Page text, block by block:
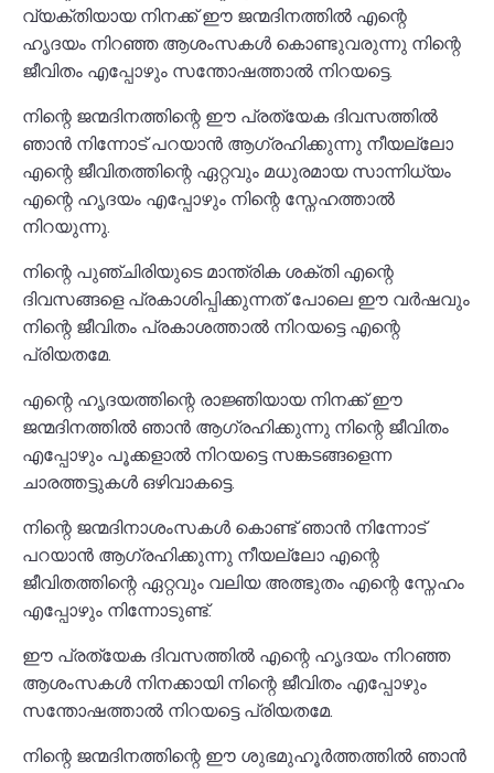
വ്യക്തിയായ നിനക്ക് ഈ ജന്മദിനത്തിൽ എന്റെ
ഹൃദയം നിറഞ്ഞ ആശംസകൾ കൊണ്ടുവരുന്നു നിന്റെ
ജീവിതം എപ്പോഴും സന്തോഷത്താൽ നിറയട്ടെ.
നിന്റെ ജന്മദിനത്തിന്റെ ഈ പ്രത്യേക ദിവസത്തിൽ
ഞാൻ നിന്നോട് പറയാൻ ആഗ്രഹിക്കുന്നു നീയല്ലോ
എന്റെ ജീവിതത്തിന്റെ ഏറ്റവും മധുരമായ സാന്നിധ്യം
എന്റെ ഹൃദയം എപ്പോഴും നിന്റെ സ്നേഹത്താൽ
നിറയുന്നു.
നിന്റെ പുഞ്ചിരിയുടെ മാന്ത്രിക ശക്തി എന്റെ
ദിവസങ്ങളെ പ്രകാശിപ്പിക്കുന്നത് പോലെ ഈ വർഷവും
നിന്റെ ജീവിതം പ്രകാശത്താൽ നിറയട്ടെ എന്റെ
പ്രിയതമേ.
എന്റെ ഹൃദയത്തിന്റെ രാജ്ഞിയായ നിനക്ക് ഈ
ജന്മദിനത്തിൽ ഞാൻ ആഗ്രഹിക്കുന്നു നിന്റെ ജീവിതം
എപ്പോഴും പൂക്കളാൽ നിറയട്ടെ സങ്കടങ്ങളെന്ന
ചാരത്തട്ടുകൾ ഒഴിവാകട്ടെ.
നിന്റെ ജന്മദിനാശംസകൾ കൊണ്ട് ഞാൻ നിന്നോട്
പറയാൻ ആഗ്രഹിക്കുന്നു നീയല്ലോ എന്റെ
ജീവിതത്തിന്റെ ഏറ്റവും വലിയ അത്ഭുതം എന്റെ സ്നേഹം
എപ്പോഴും നിന്നോടുണ്ട്.
ഈ പ്രത്യേക ദിവസത്തിൽ എന്റെ ഹൃദയം നിറഞ്ഞ
ആശംസകൾ നിനക്കായി നിന്റെ ജീവിതം എപ്പോഴും
സന്തോഷത്താൽ നിറയട്ടെ പ്രിയതമേ.
നിന്റെ ജന്മദിനത്തിന്റെ ഈ ശുഭമുഹൂർത്തത്തിൽ ഞാൻ